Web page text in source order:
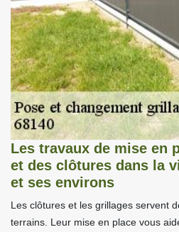
Les travaux de mise en
et des clôtures dans la
et ses environs
Les clôtures et les grillages servent
terrains. Leur mise en place vous